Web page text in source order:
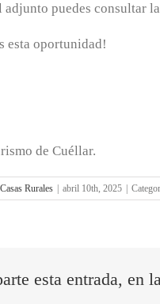
adjunto puedes consultar
esta oportunidad!
de Cuéllar.
Rurales abril 10th, 2025
esta entrada, en